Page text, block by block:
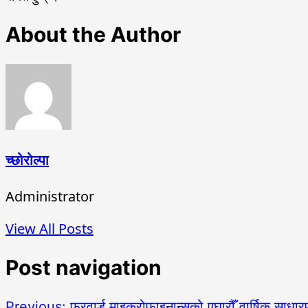
About the Author
च्छोरोल्पा
Administrator
View All Posts
Post navigation